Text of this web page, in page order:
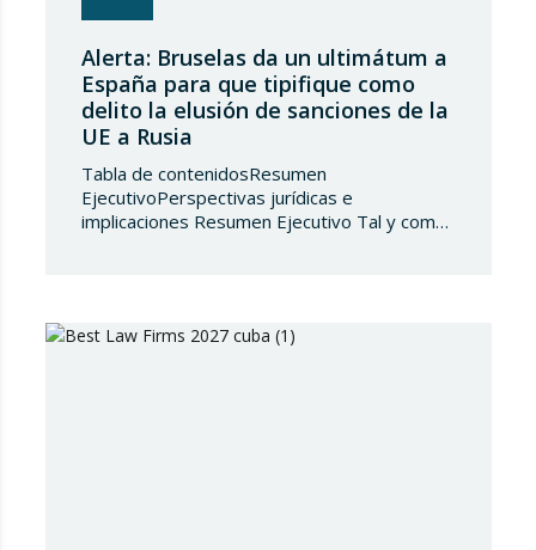
Alerta: Bruselas da un ultimátum a
España para que tipifique como
delito la elusión de sanciones de la
UE a Rusia
Tabla de contenidosResumen
EjecutivoPerspectivas jurídicas e
implicaciones Resumen Ejecutivo Tal y como
de las medidas restrictivas adoptadas por la